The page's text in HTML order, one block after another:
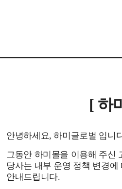
[ 하
안녕하세요, 하미글로벌 입니
그동안 하미몰을 이용해 주신
당사는 내부 운영 정책 변경
안내드립니다.